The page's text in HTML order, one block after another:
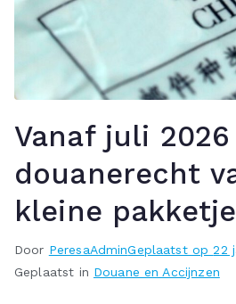
Vanaf juli 2026
douanerecht
kleine
Door PeresaAdminGeplaatst op22
Geplaatst in Douane en Accijnzen